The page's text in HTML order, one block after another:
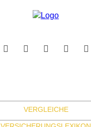
VERGLEICHE